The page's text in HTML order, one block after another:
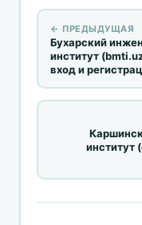
← ПРЕДЫДУЩАЯ
Бухарский
институт
вход и
институт